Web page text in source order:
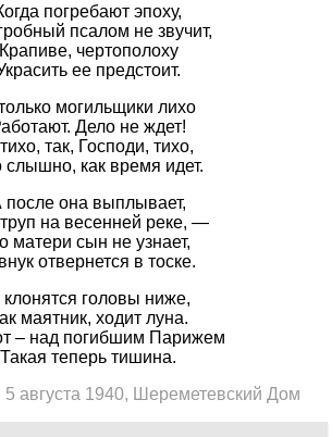
погребают эпоху,
псалом не звучит,
Крапиве, чертополоху
ее предстоит.
могильщики лихо
Дело не ждет!
так, Господи, тихо,
слышно, как время идет.
после она выплывает,
труп на весенней реке, —
матери сын не узнает,
отвернется в тоске.
клонятся головы ниже,
маятник, ходит луна.
– над погибшим Парижем
Такая теперь тишина.
5 августа 1940, Шереметевский Дом